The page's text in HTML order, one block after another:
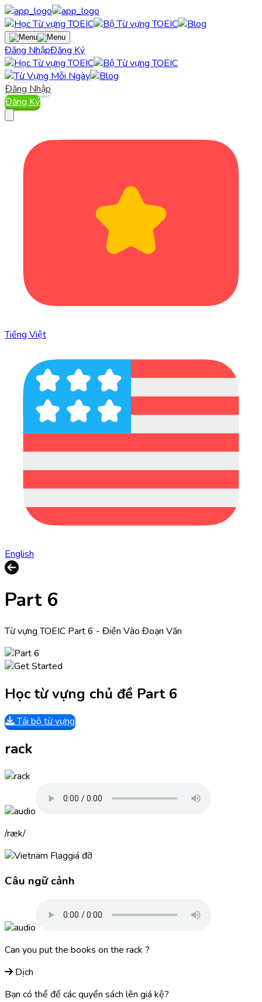
Đăng NhậpĐăng Ký
Đăng Nhập
Đăng Ký
Tiếng Việt
English
Part 6
Từ vựng TOEIC Part 6 - Điền Vào Đoạn Văn
Học từ vựng chủ đề Part 6
Tải bộ từ vựng
rack
ræk
giá đỡ
Câu ngữ cảnh
Can you put the books on the rack ?
Dịch
Bạn có thể để các quyển sách lên giá kệ?